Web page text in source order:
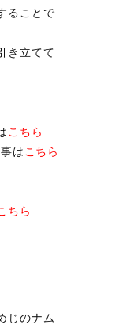
ることで
き立てて
こちら
は こちら
ちら
じのナム